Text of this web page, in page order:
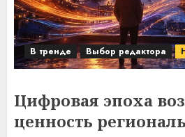
В тренде Выбор редактора
Цифровая эпоха
ценность